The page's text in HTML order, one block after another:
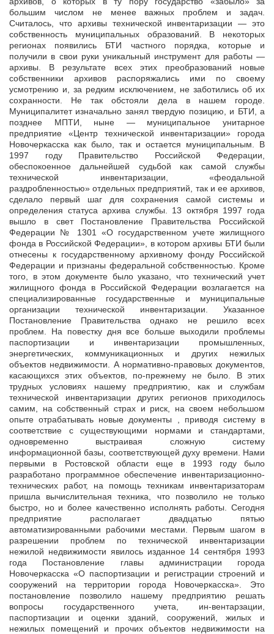
большим числом не менее важных проблем и задач.
Считалось, что архивы технической инвентаризации — это
собственность муниципальных образований. В некоторых
регионах появились БТИ частного порядка, которые и
получили в свои руки уникальный инструмент для работы —
архивы. В результате всех этих преобразований новые
собственники архивов распоряжались ими по своему
усмотрению и, за редким исключением, не заботились об их
сохранности. Не так обстояли дела в нашем городе.
Муниципалитет изначально занял твердую позицию, и БТИ, а
позднее МПТИ, ныне — муниципальное унитарное
предприятие «Центр технической инвентаризации» города
Новочеркасска как было, так и остается муниципальным. В
1997 году Правительство Российской Федерации,
обеспокоенное дальнейшей судьбой как самой службы
технической инвентаризации, «феодальной
раздробленностью» отдельных предприятий, так и ее архивов,
сделало первый шаг для сохранения самой системы и
определения статуса архива службы. 13 октября 1997 года
вышло в свет Постановление Правительства Российской
Федерации № 1301 «О государственном учете жилищного
фонда в Российской Федерации», в котором архивы БТИ были
отнесены к государственному архивному фонду Российской
Федерации и признаны федеральной собственностью. Кроме
того, в этом документе было указано, что технический учет
жилищного фонда в Российской Федерации возлагается на
специализированные государственные и муниципальные
организации технической инвентаризации. Указанное
Постановление Правительства однако не решило всех
проблем. На повестку дня все больше выходили проблемы
паспортизации и инвентаризации промышленных,
энергетических, коммуникационных и других нежилых
объектов недвижимости. А нормативно-правовых документов,
касающихся этих объектов, по-прежнему не было. В этих
трудных условиях нашему предприятию, как и службам
технической инвентаризации других регионов приходилось
самим, на собственный страх и риск, на своем небольшом
опыте отрабатывать новые документы , приводя систему в
соответствие с существующими нормами и стандартами,
одновременно выстраивая сложную систему
информационной базы, соответствующей духу времени. Нами
первыми в Ростовской области еще в 1993 году было
разработано программное обеспечение инвентаризационно-
технических работ, на помощь техникам инвентаризаторам
пришла вычислительная техника, что позволило не только
быстро, но и более качественно исполнять работы. Сегодня
предприятие располагает двадцатью пятью
автоматизированными рабочими местами. Первым шагом в
разрешении проблем по технической инвентаризации
нежилой недвижимости явилось изданное 14 сентября 1993
года Постановление главы администрации города
Новочеркасска «О паспортизации и регистрации строений и
сооружений на территории города Новочеркасска». Это
постановление позволило нашему предприятию решать
вопросы государственного учета, ин-вентарзации,
паспортизации и оценки зданий, сооружений, жилых и
нежилых помещений и прочих объектов недвижимости на